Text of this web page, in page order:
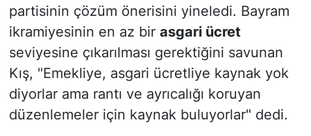
partisinin çözüm önerisini yineledi. Bayram
ikramiyesinin en az bir asgari ücret
seviyesine çıkarılması gerektiğini savunan
Kış, "Emekliye, asgari ücretliye kaynak yok
diyorlar ama rantı ve ayrıcalığı koruyan
düzenlemeler için kaynak buluyorlar" dedi.